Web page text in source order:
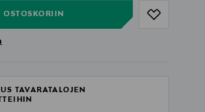
OSTOSKORIIN
TAVARATALOJEN